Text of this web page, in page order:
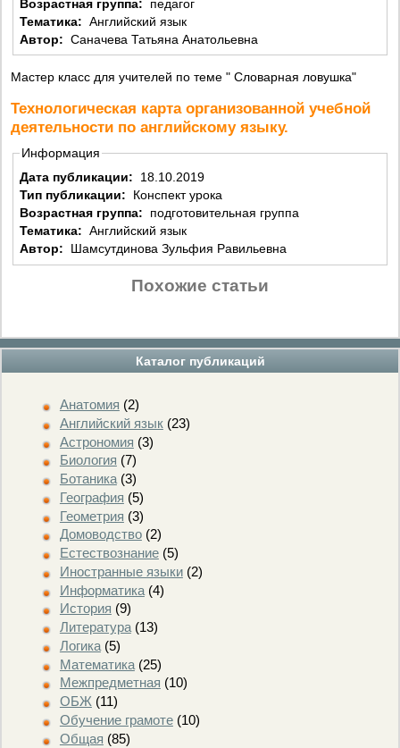
Каталог публикаций
Анатомия (2)
Английский язык(23)
Астрономия (3)
Биология (7)
Ботаника(3)
География (5)
Геометрия (3)
Домоводство(2)
Естествознание(5)
Иностранные языки(2)
Информатика(4)
История (9)
Литература(13)
Логика(5)
Математика(25)
Межпредметная (10)
ОБЖ (11)
Обучение грамоте(10)
Общая (85)
Возрастная группа:
педагог
Тематика: Английский язык
Автор: Саначева Татьяна Анатольевна
Мастер класс для учителей по теме " Словарная ловушка"
Технологическая карта организованной учебной
деятельности по английскому языку.
Информация
Дата публикации:
18.10.2019
Тип публикации:
Конспект урока
Возрастная группа:
подготовительная группа
Тематика: Английский язык
Автор:
Шамсутдинова Зульфия Равильевна
Похожие статьи